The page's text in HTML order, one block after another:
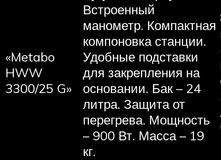
«Metabo
HWW
3300/25 G»
Встроенный
манометр. Компактная
компоновка станции.
Удобные подставки
для закрепления на
основании. Бак – 24
литра. Защита от
перегрева. Мощность
– 900 Вт. Масса – 19
кг.